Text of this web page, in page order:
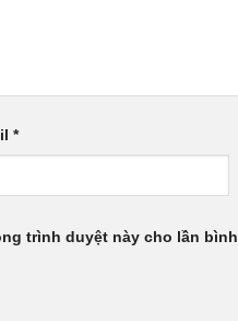
*
trình duyệt này cho lần